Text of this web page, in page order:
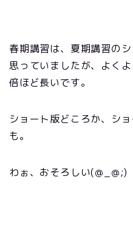
春期講習は、夏期講習の
思っていましたが、よく
倍ほど長いです。
ショート版どころか、シ
も。
わぉ、おそろしい(＠_＠;)